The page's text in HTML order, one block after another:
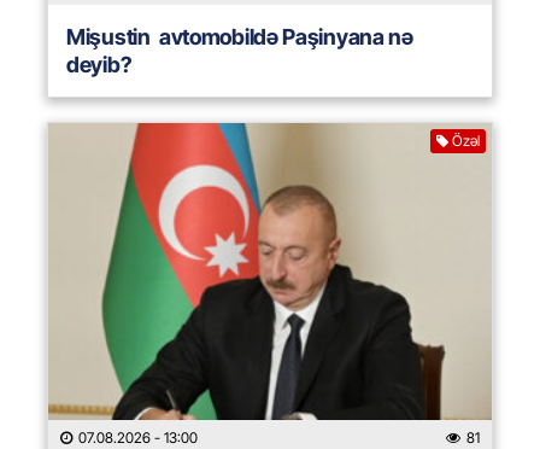
Mişustin avtomobildə Paşinyana nə
deyib?
Özəl
07.08.2026 - 13:00 81